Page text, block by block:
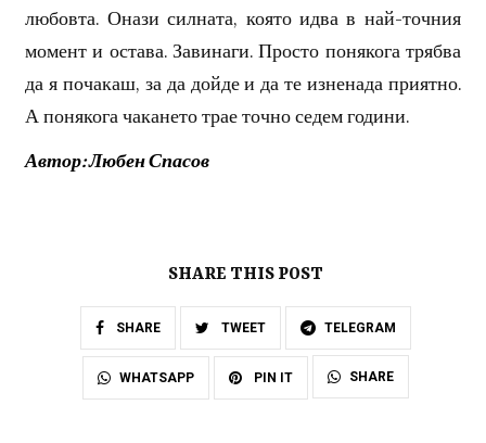
любовта. Онази силната, която идва в най-точния
момент и остава. Завинаги. Просто понякога трябва
да я почакаш, за да дойде и да те изненада приятно.
А понякога чакането трае точно седем години.
Автор: Любен Спасов
SHARE THIS POST
SHARE TWEET TELEGRAM
WHATSAPP PIN IT SHARE